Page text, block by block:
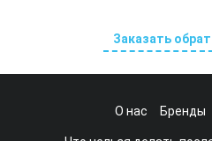
Заказать
О нас Бренды